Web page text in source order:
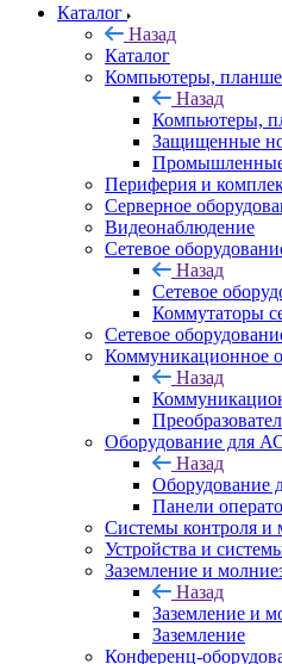
Каталог
Назад
Каталог
Компьютеры,
Назад
Компьютеры,
Защищенные
Периферия и
Серверное
Видеонаблюдение
Сетевое
Назад
Сетевое
Коммутаторы
Сетевое
Коммуникационное
Назад
Оборудование для
Назад
Панели
Системы контроля и
Устройства и
Заземление и
Назад
Заземление и
Заземление
Конференц-